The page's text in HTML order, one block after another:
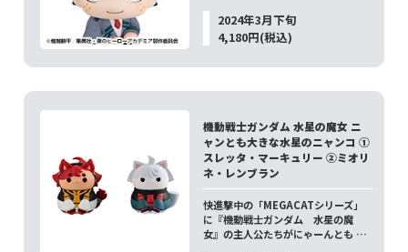
2024年3月下旬
4,180円(税込)
機動戦士ガンダム 水星の魔女 ニ
ャンとも大きな水星のニャンコ ①
スレッタ・マーキュリー ②ミオリ
ネ・レンブラン
快進撃中の「MEGACATシリーズ」
に『機動戦士ガンダム 水星の魔
女』の主人公たちがにゃーんとも …